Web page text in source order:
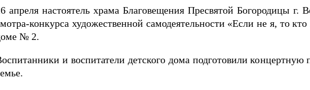
апреля настоятель храма Благовещения Пресвятой Богородицы г.
конкурса художественной самодеятельности «Если не я, то
№ 2.
и воспитатели детского дома подготовили